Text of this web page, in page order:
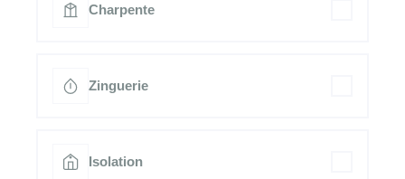
Charpente
Zinguerie
Isolation